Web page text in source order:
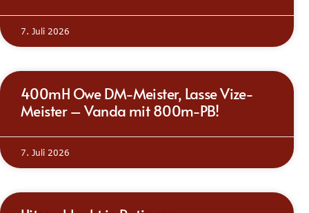
7. Juli 2026
400mH Owe DM-Meister, Lasse Vize-
Meister – Vanda mit 800m-PB!
7. Juli 2026